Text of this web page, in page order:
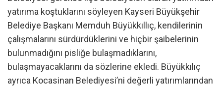
yatırıma koştuklarını söyleyen Kayseri Büyükşehir
Belediye Başkanı Memduh Büyükkıllıç, kendilerinin
çalışmalarını sürdürdüklerini ve hiçbir şaibelerinin
bulunmadığını pisliğe bulaşmadıklarını,
bulaşmayacaklarını da sözlerine ekledi. Büyükkılıç
ayrıca Kocasinan Belediyesi’ni değerli yatırımlarından